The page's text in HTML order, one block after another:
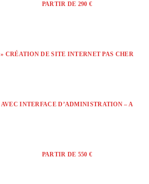
PARTIR DE 290 €
» CRÉATION DE SITE INTERNET PAS CHER
AVEC INTERFACE D’ADMINISTRATION – A
PARTIR DE 550 €